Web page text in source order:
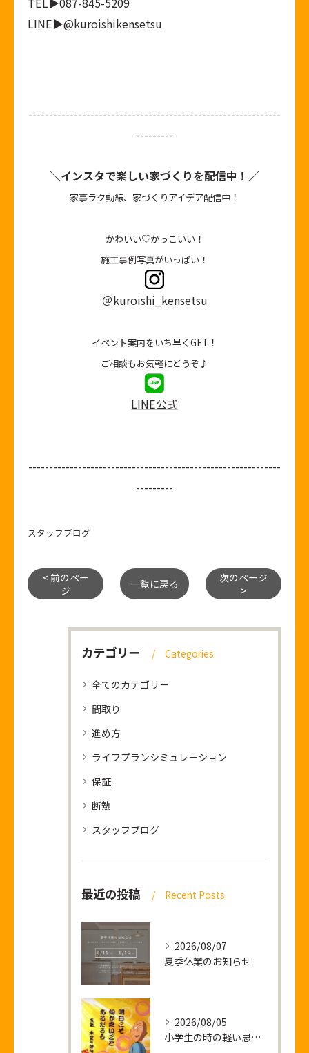
LINE▶@kuroishikensetsu
-------------------------------------------------------------
---------
＼インスタで楽しい家づくりを配信中！／
家事ラク動線、家づくりアイデア配信中！
かわいい♡かっこいい！
施工事例写真がいっぱい！
＠kuroishi_kensetsu
イベント案内をいち早くGET！
ご相談もお気軽にどうぞ♪
LINE公式
-------------------------------------------------------------
---------
スタッフブログ
< 前のペー
ジ
一覧に戻る
次のページ
>
カテゴリー Categories
全てのカテゴリー
間取り
進め方
ライフプランシミュレーション
保証
断熱
スタッフブログ
最近の投稿 Recent Posts
2026/08/07
夏季休業のお知らせ
2026/08/05
小学生の時の軽い思い出話し